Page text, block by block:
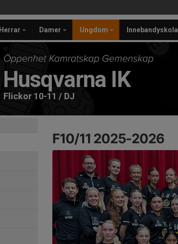
Herrar Damer Ungdom Innebandyskola
Husqvarna IK
Flickor 10-11 / DJ
F10/11 2025-2026